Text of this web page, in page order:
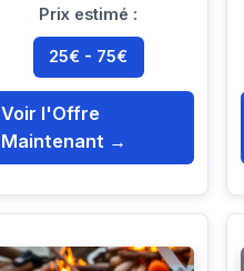
Prix estimé :
25€ - 75€
Voir l'Offre
Maintenant →